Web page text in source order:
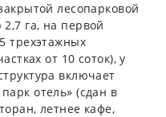
лесопарковой
га, на первой
трехэтажных
от 10 соток), у
включает
отель» (сдан в
летнее кафе,